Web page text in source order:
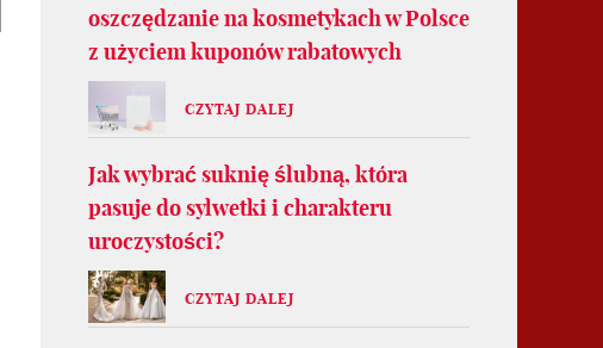
oszczędzanie na kosmetykach w Polsce
z użyciem kuponów rabatowych
CZYTAJ DALEJ
Jak wybrać suknię ślubną, która
pasuje do sylwetki i charakteru
uroczystości?
CZYTAJ DALEJ